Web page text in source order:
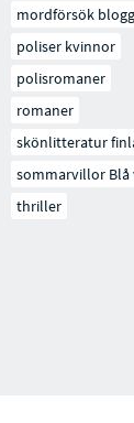
mordförsök
poliser kvinnor
polisromaner
romaner
skönlitteratur
sommarvillor Blå
thriller